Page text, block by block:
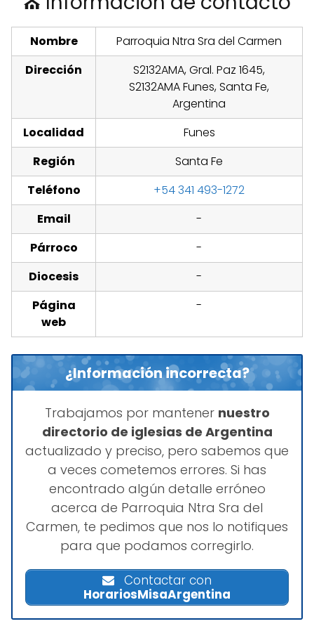
Nombre
Parroquia Ntra Sra del Carmen
Dirección
S2132AMA, Gral. Paz 1645,
S2132AMA Funes, Santa Fe,
Argentina
Localidad
Funes
Región
Santa Fe
Teléfono
+54 341 493-1272
Email
-
Párroco
-
Diocesis
-
Página
web
-
¿Información incorrecta?
Trabajamos por mantener nuestro
directorio de iglesias de Argentina
actualizado y preciso, pero sabemos que
a veces cometemos errores. Si has
encontrado algún detalle erróneo
acerca de Parroquia Ntra Sra del
Carmen, te pedimos que nos lo notifiques
para que podamos corregirlo.
Contactar con
HorariosMisaArgentina